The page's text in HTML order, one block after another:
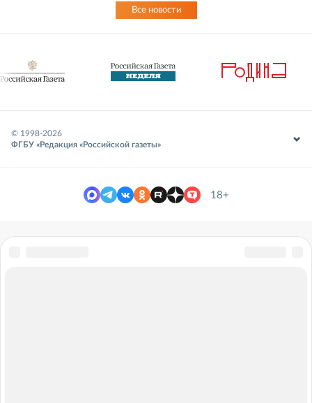
Все новости
© 1998-2026
ФГБУ «Редакция «Российской газеты»
18+